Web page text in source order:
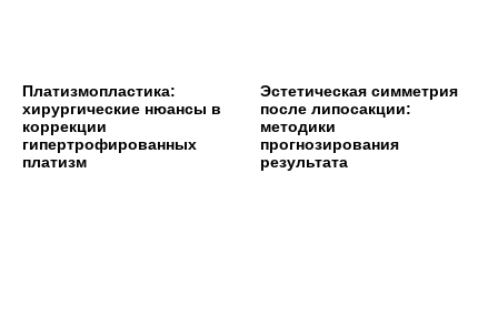
Платизмопластика:
хирургические нюансы в
коррекции
гипертрофированных
платизм
Эстетическая симметрия
после липосакции:
методики
прогнозирования
результата